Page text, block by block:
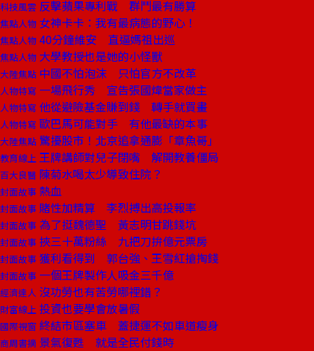
科技風雲 反擊蘋果專利戰 群鬥最有勝算
焦點人物 女神卡卡：我有最病態的野心！
焦點人物 40分鐘維安 直逼媽祖出巡
焦點人物 大學教授也是她的小怪獸
大陸焦點 中國不怕泡沫 只怕官方不改革
人物特寫 一場飛行秀 宣告張國煒當家做主
人物特寫 他從避險基金賺到錢 轉手就買畫
人物特寫 歐巴馬可能對手 有他最缺的本事
大陸焦點 驚擾股市！北京追拿通膨「章魚哥」
教育線上 王牌講師對兒子閉嘴 解開教養僵局
百大良醫 陳菊水喝太少導致住院？
封面故事 熱血
封面故事 賭性加精算 李烈搏出高投報率
封面故事 為了挺魏德聖 黃志明甘跳錢坑
封面故事 挾三十萬粉絲 九把刀拚億元票房
封面故事 獲利看得到 郭台強、王雪紅搶掏錢
封面故事 一個王牌製作人吸金三千億
經濟達人 沒功勞也有苦勞哪裡錯？
財富線上 投資也要學會放暑假
國際視窗 終結市區塞車 蓋捷運不如車道瘦身
商周書摘 景氣復甦 就是全民付錢時